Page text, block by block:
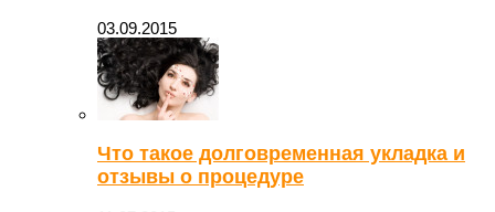
03.09.2015
Что такое долговременная укладка и
отзывы о процедуре